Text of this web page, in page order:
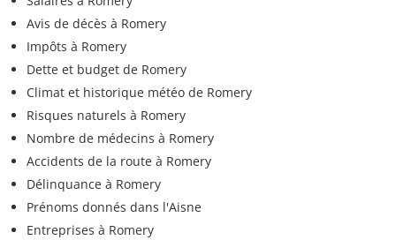
Avis de décès à Romery
Impôts à Romery
Dette et budget de Romery
Climat et historique météo de Romery
Risques naturels à Romery
Nombre de médecins à Romery
Accidents de la route à Romery
Délinquance à Romery
Prénoms donnés dans l'Aisne
Entreprises à Romery